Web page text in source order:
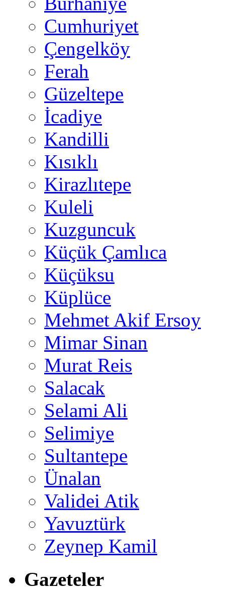
Cumhuriyet
Çengelköy
Ferah
Güzeltepe
İcadiye
Kandilli
Kısıklı
Kirazlıtepe
Kuleli
Kuzguncuk
Küçük Çamlıca
Küçüksu
Küplüce
Mehmet Akif Ersoy
Mimar Sinan
Murat Reis
Salacak
Selami Ali
Selimiye
Sultantepe
Ünalan
Validei Atik
Yavuztürk
Zeynep Kamil
Gazeteler